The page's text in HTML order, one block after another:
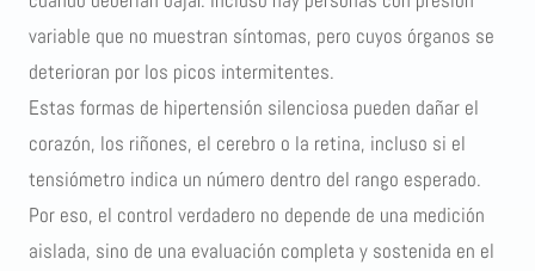
variable que no muestran síntomas, pero cuyos órganos se
deterioran por los picos intermitentes.
Estas formas de hipertensión silenciosa pueden dañar el
corazón, los riñones, el cerebro o la retina, incluso si el
tensiómetro indica un número dentro del rango esperado.
Por eso, el control verdadero no depende de una medición
aislada, sino de una evaluación completa y sostenida en el